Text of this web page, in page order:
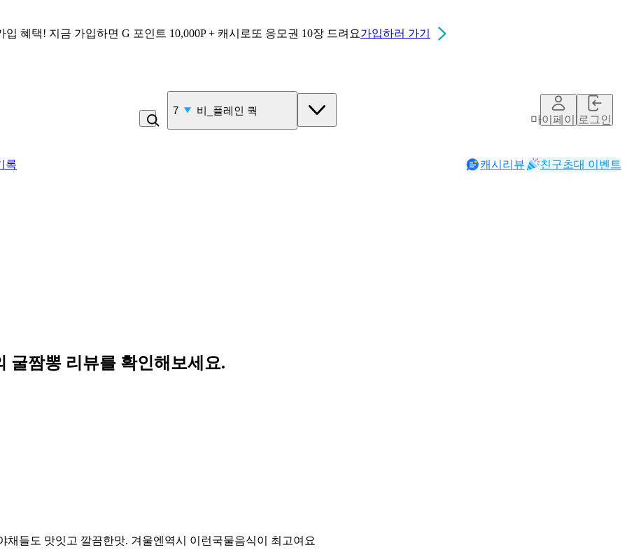
입 혜택! 지금 가입하면 G 포인트 10,000P + 캐시로또 응모권 10장 드려요가입하러 가기
7 비_플레인 쿽
마이페이지로그인
록 캐시리뷰 친구초대 이벤트
굴짬뽕 리뷰를 확인해보세요.
들도 맛잇고 깔끔한맛. 겨울엔역시 이런국물음식이 최고여요